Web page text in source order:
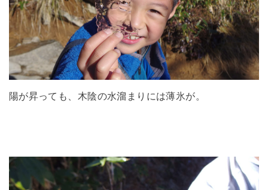
陽が昇っても、木陰の水溜まりには薄氷が。